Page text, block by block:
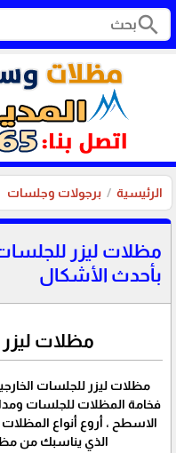
search
الرئيسية برجولات وجلسات
مظلات ليزر للجلسات
بأحدث الأشكال
مظلات ليزر
مظلات ليزر للجلسات
فخامة المظلات للجلسات
الاسطح ، أروع أنواع
الذي يناسبك من